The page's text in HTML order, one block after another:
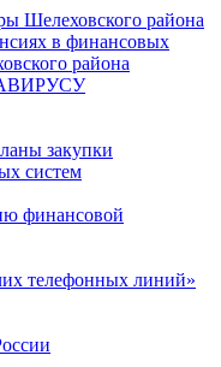
Шелеховского района
в финансовых
района
закупки
систем
финансовой
телефонных линий»